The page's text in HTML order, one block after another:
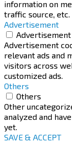
information on
traffic source, etc.
Advertisement
Advertisement
Advertisement
relevant ads and
visitors across
customized ads.
Others
Others
Other
analyzed and
yet.
SAVE & ACCEPT